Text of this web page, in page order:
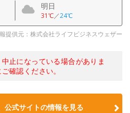
明日
31℃／24℃
提供元：株式会社ライフビジネスウェザー
止になっている場合がありま
確認ください。
公式サイトの情報を見る